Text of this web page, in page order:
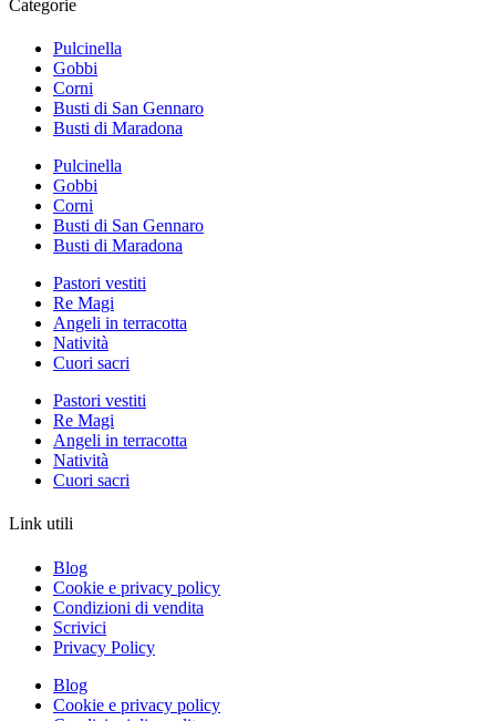
Categorie
Pulcinella
Gobbi
Corni
Busti di San Gennaro
Busti di Maradona
Pulcinella
Gobbi
Corni
Busti di San Gennaro
Busti di Maradona
Pastori vestiti
Re Magi
Angeli in terracotta
Natività
Cuori sacri
Pastori vestiti
Re Magi
Angeli in terracotta
Natività
Cuori sacri
Link utili
Blog
Cookie e privacy policy
Condizioni di vendita
Scrivici
Privacy Policy
Blog
Cookie e privacy policy